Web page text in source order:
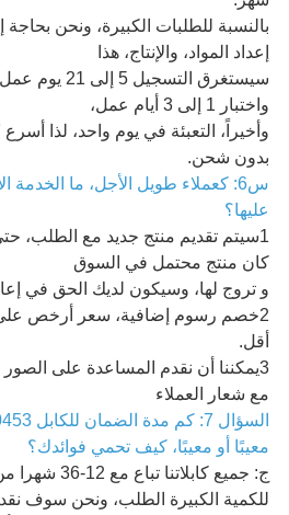
بالنسبة للطلبات الكبيرة، ونحن
إعداد المواد، والإنتاج، هذا
سيستغرق
واختبار 1 إلى 3 أيام عمل،
بدون شحن.
س6: كعملاء طويل الأجل، ما الخدمة
عليها؟
1سيتم تقديم منتج جديد مع الطلب،
كان منتج محتمل في السوق
و تروج لها، وسيكون لديك الحق في
2خصم رسوم إضافية، سعر أرخص
أقل.
3يمكننا أن نقدم المساعدة على الصور
مع شعار العملاء
معيبًا أو معيبًا، كيف تحمي فوائدك؟
ج: جميع
للكمية الكبيرة الطلب، ونحن سوف نقدم